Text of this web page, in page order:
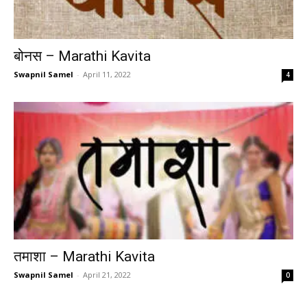
बोनस – Marathi Kavita
Swapnil Samel - April 11, 2022 4
तमाशा – Marathi Kavita
Swapnil Samel - April 21, 2022 0